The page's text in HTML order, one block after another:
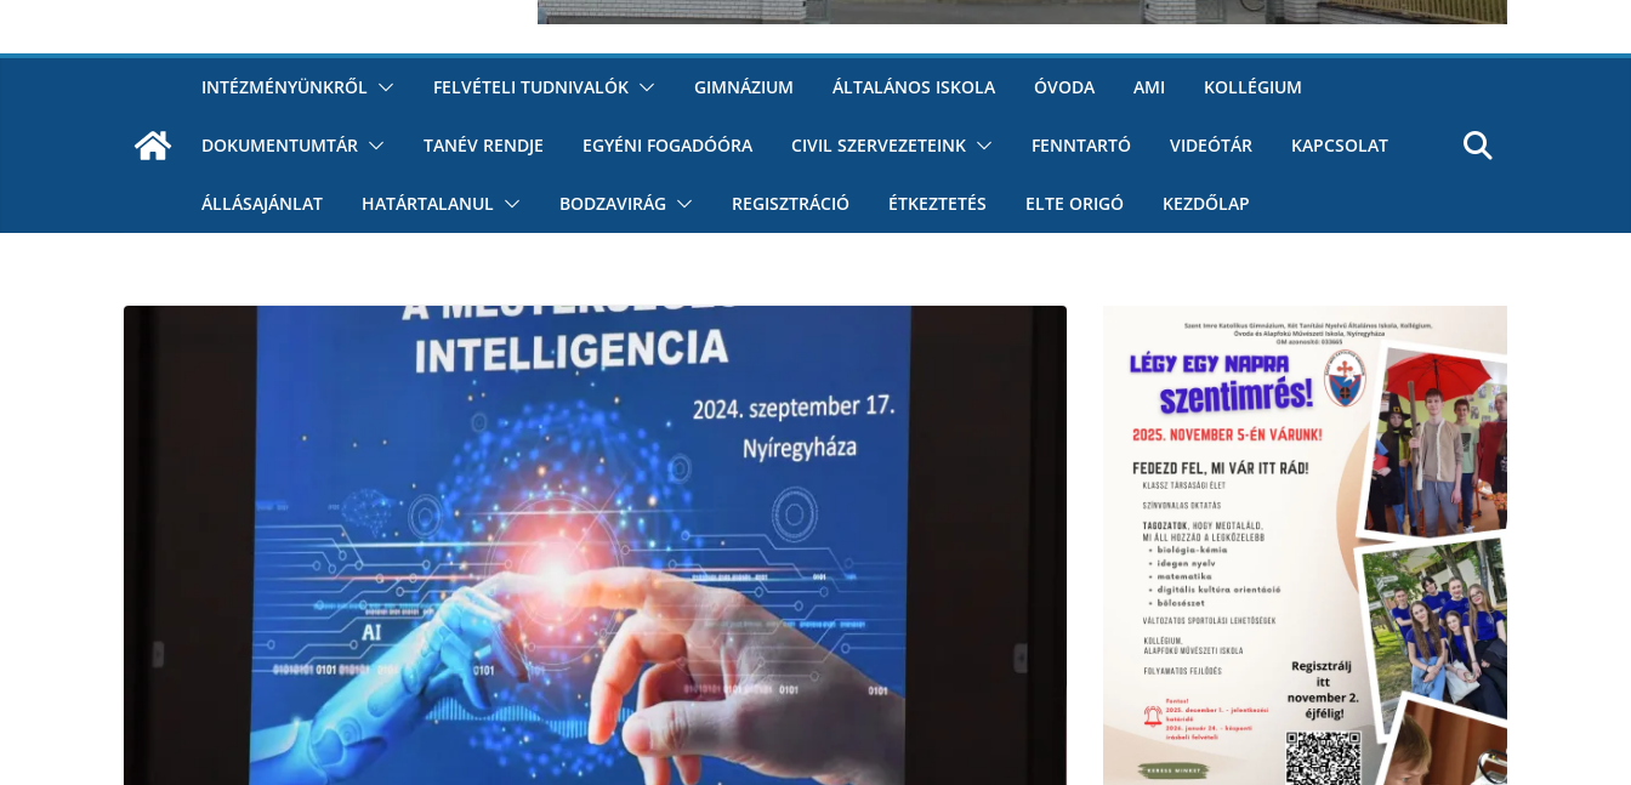
INTÉZMÉNYÜNKRŐL FELVÉTELI TUDNIVALÓK GIMNÁZIUM ÁLTALÁNOS ISKOLA ÓVODA AMI KOLLÉGIUM
DOKUMENTUMTÁR TANÉV RENDJE EGYÉNI FOGADÓÓRA CIVIL SZERVEZETEINK FENNTARTÓ VIDEÓTÁR KAPCSOLAT
ÁLLÁSAJÁNLAT HATÁRTALANUL BODZAVIRÁG REGISZTRÁCIÓ ÉTKEZTETÉS ELTE ORIGÓ KEZDŐLAP